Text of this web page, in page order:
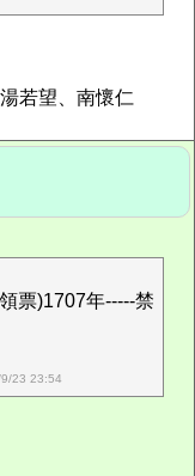
若望、南懷仁
票)1707年-----禁
23 23:54